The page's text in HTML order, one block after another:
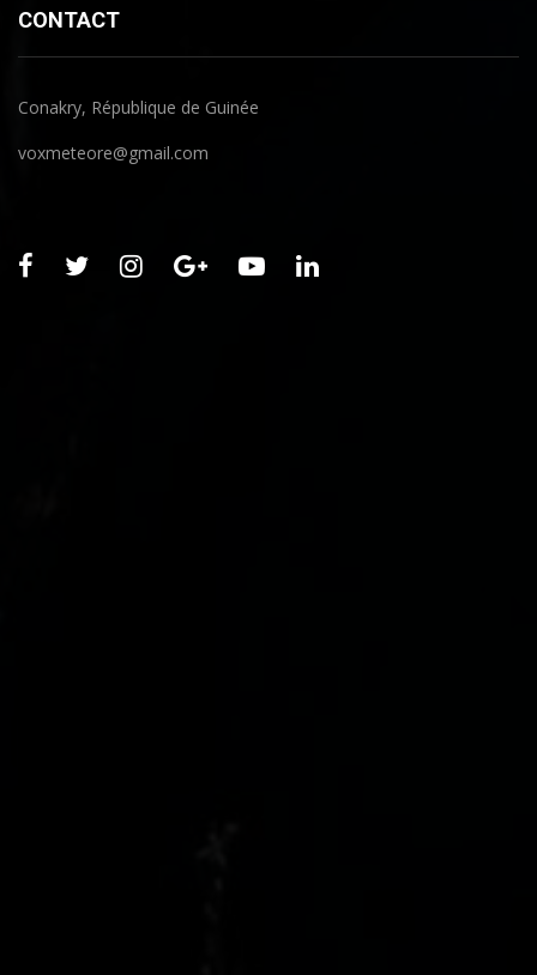
CONTACT
Conakry, République de Guinée
voxmeteore@gmail.com